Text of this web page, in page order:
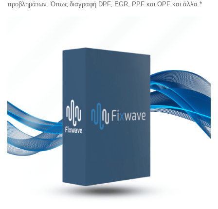
προβλημάτων.Όπως διαγραφή DPF, EGR, PPF και OPF και άλλα.*